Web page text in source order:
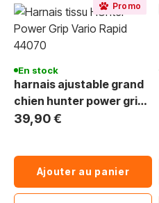
Promo
En stock
harnais ajustable grand
chien hunter power grip
vr 44070 50-78 cm
39,90 €
Ajouter au panier